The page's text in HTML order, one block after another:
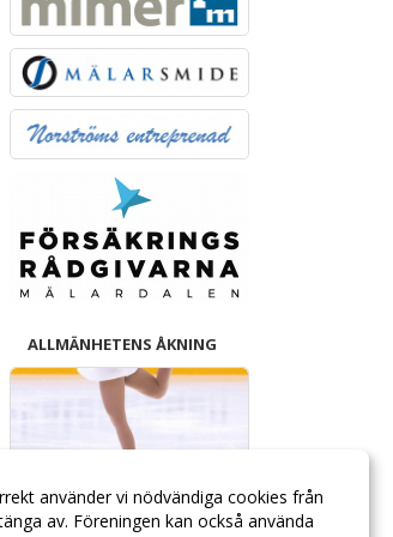
ALLMÄNHETENS ÅKNING
använder vi nödvändiga cookies från
av. Föreningen kan också använda